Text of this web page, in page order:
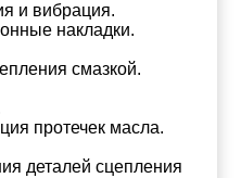
и вибрация.
накладки.
смазкой.
протечек масла.
деталей сцепления